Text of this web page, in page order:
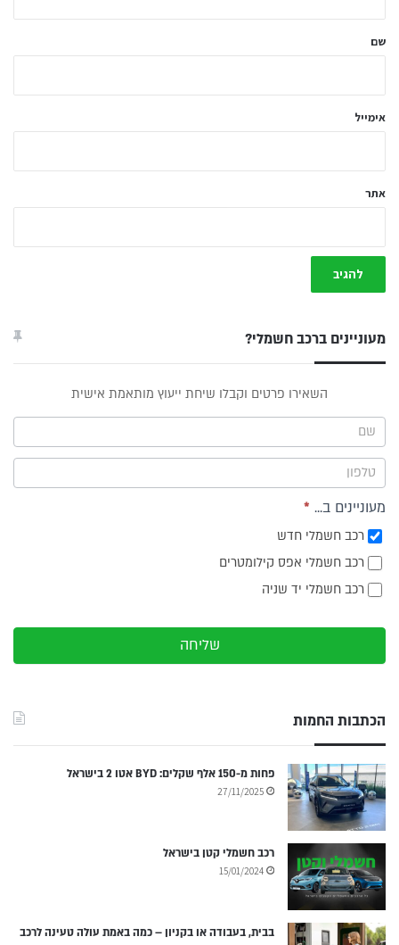
ל
שם
אימייל
אתר
מעוניינים ברכב חשמלי?
תפריט
צד
השאירו פרטים וקבלו שיחת ייעוץ מותאמת אישית
מעוניינים ב... *
רכב חשמלי חדש
רכב חשמלי אפס קילומטרים
רכב חשמלי יד שניה
שליחה
הכתבות החמות
פחות מ-150 אלף שקלים: BYD אטו 2 בישראל
27/11/2025
רכב חשמלי קטן בישראל
15/01/2024
בבית, בעבודה או בקניון – כמה באמת עולה טעינה לרכב